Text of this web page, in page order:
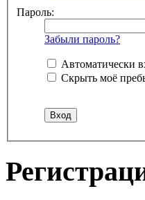
Пароль:
Забыли пароль?
Автоматически
Скрыть моё